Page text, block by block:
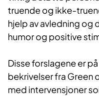
truende og ikke-
hjelp av avledning og
humor og positive
Disse forslagene er
bekrivelser fra Green
med intervensjoner